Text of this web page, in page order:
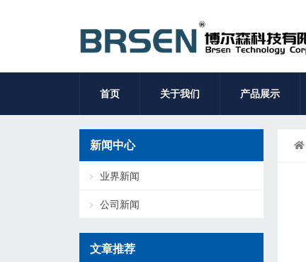
首页 关于我们 产品展示
新闻中心
业界新闻
公司新闻
文章推荐